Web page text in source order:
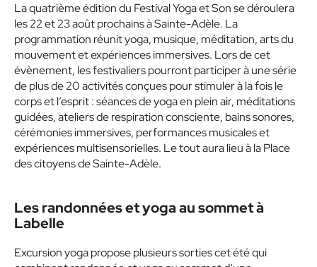
La quatrième édition du Festival Yoga et Son se déroulera
les 22 et 23 août prochains à Sainte-Adèle. La
programmation réunit yoga, musique, méditation, arts du
mouvement et expériences immersives. Lors de cet
évènement, les festivaliers pourront participer à une série
de plus de 20 activités conçues pour stimuler à la fois le
corps et l’esprit : séances de yoga en plein air, méditations
guidées, ateliers de respiration consciente, bains sonores,
cérémonies immersives, performances musicales et
expériences multisensorielles. Le tout aura lieu à la Place
des citoyens de Sainte-Adèle.
Les randonnées et yoga au sommet à
Labelle
Excursion yoga propose plusieurs sorties cet été qui